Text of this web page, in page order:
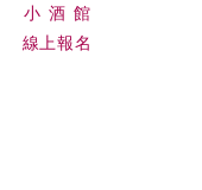
小酒 館
線上報名